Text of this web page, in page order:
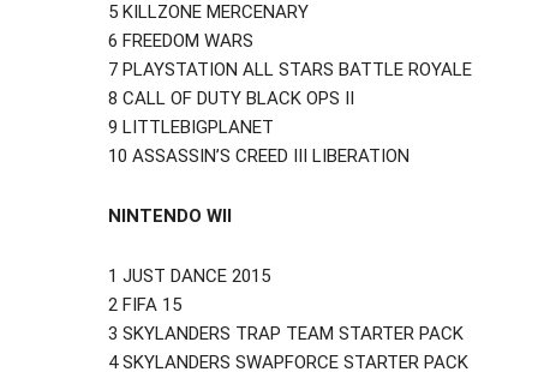
5 KILLZONE MERCENARY
6 FREEDOM WARS
7 PLAYSTATION ALL STARS BATTLE ROYALE
8 CALL OF DUTY BLACK OPS II
9 LITTLEBIGPLANET
10 ASSASSIN’S CREED III LIBERATION
NINTENDO WII
1 JUST DANCE 2015
2 FIFA 15
3 SKYLANDERS TRAP TEAM STARTER PACK
4 SKYLANDERS SWAPFORCE STARTER PACK